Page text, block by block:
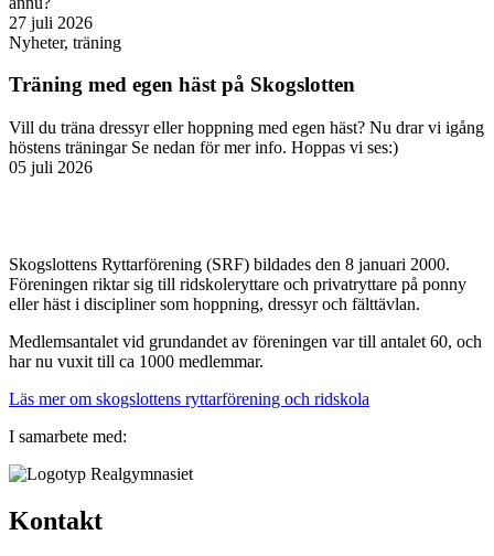
27 juli 2026
Nyheter, träning
Träning med egen häst på Skogslotten
Vill du träna dressyr eller hoppning med egen häst? Nu drar vi igång
höstens träningar Se nedan för mer info. Hoppas vi ses:)
05 juli 2026
Skogslottens Ryttarförening (SRF) bildades den 8 januari 2000.
Föreningen riktar sig till ridskoleryttare och privatryttare på ponny
eller häst i discipliner som hoppning, dressyr och fälttävlan.
Medlemsantalet vid grundandet av föreningen var till antalet 60, och
har nu vuxit till ca 1000 medlemmar.
Läs mer om skogslottens ryttarförening och ridskola
I samarbete med:
Kontakt